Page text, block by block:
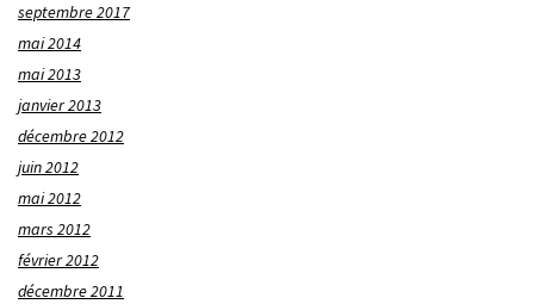
septembre 2017
mai 2014
mai 2013
janvier 2013
décembre 2012
juin 2012
mai 2012
mars 2012
février 2012
décembre 2011